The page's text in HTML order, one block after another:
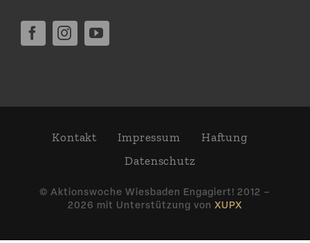
Impressum
Haftung
© Aktions­woche Wiesbaden Engagiert! 2012 –
2026 mit Unter­stützung von